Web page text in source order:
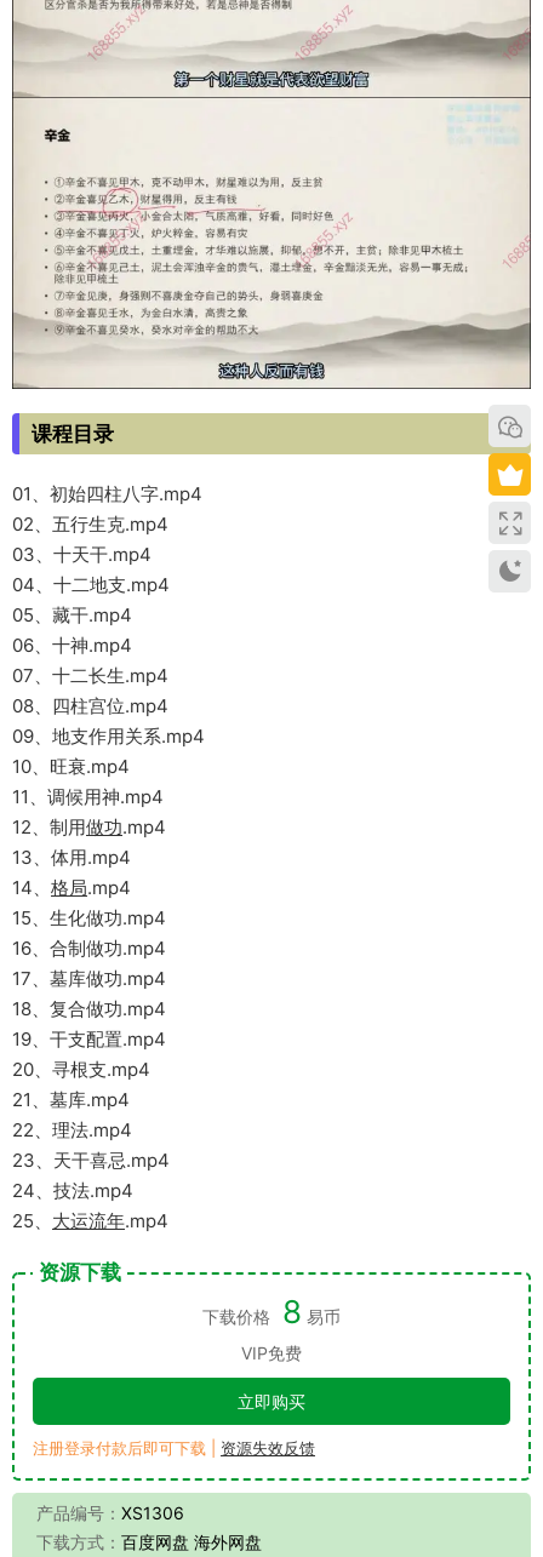
课程目录
01、初始四柱八字.mp4
02、五行生克.mp4
03、十天干.mp4
04、十二地支.mp4
05、藏干.mp4
06、十神.mp4
07、十二长生.mp4
08、四柱宫位.mp4
09、地支作用关系.mp4
10、旺衰.mp4
11、调候用神.mp4
12、制用做功.mp4
13、体用.mp4
14、 格局.mp4
15、生化做功.mp4
16、合制做功.mp4
17、墓库做功.mp4
18、复合做功.mp4
19、干支配置.mp4
20、寻根支.mp4
21、墓库.mp4
22、理法.mp4
23、天干喜忌.mp4
24、技法.mp4
25、 大运流年.mp4
资源下载
下载价格 8 易币
VIP免费
立即购买
注册登录付款后即可下载 | 资源失效反馈
产品编号： XS1306
下载方式： 百度网盘 海外网盘